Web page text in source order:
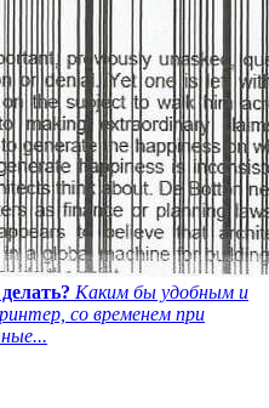
Каким бы удобным и
со временем при